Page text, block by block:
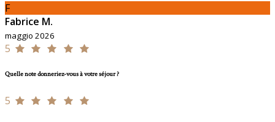
F
Fabrice M.
maggio 2026
5
Quelle note donneriez-vous à votre séjour ?
5